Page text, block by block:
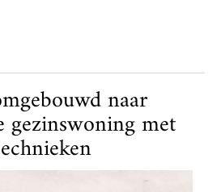
naar
gezinswoning met